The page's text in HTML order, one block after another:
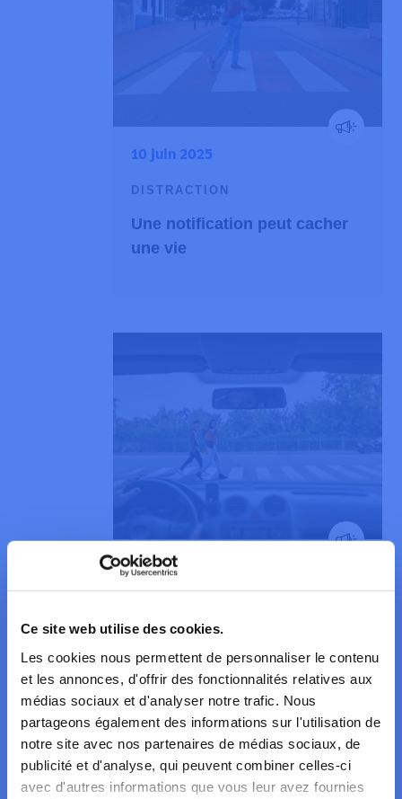
Ce site web utilise des cookies.
Les cookies nous permettent de personnaliser le contenu
et les annonces, d'offrir des fonctionnalités relatives aux
médias sociaux et d'analyser notre trafic. Nous
partageons également des informations sur l'utilisation de
notre site avec nos partenaires de médias sociaux, de
publicité et d'analyse, qui peuvent combiner celles-ci
avec d'autres informations que vous leur avez fournies
10 juin 2025
DISTRACTION
Une notification peut cacher
une vie
04 mars 2025
Partageons mieux la route